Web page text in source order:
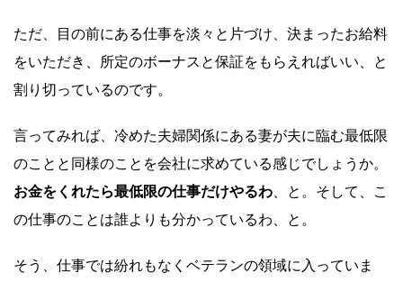
ただ、目の前にある仕事を淡々と片づけ、決まったお給料
をいただき、所定のボーナスと保証をもらえればいい、と
割り切っているのです。
言ってみれば、冷めた夫婦関係にある妻が夫に臨む最低限
のことと同様のことを会社に求めている感じでしょうか。
お金をくれたら最低限の仕事だけやるわ 、と。そして、こ
の仕事のことは誰よりも分かっているわ、と。
そう、仕事では紛れもなくベテランの領域に入っていま